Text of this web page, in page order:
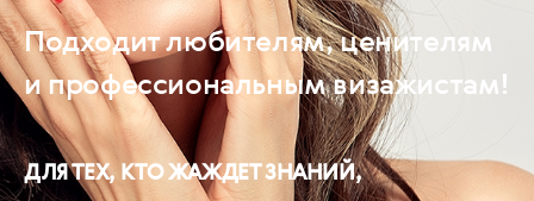
Подходит любителям, ценителям
и профессиональным визажистам!
ДЛЯ ТЕХ, КТО ЖАЖДЕТ ЗНАНИЙ,